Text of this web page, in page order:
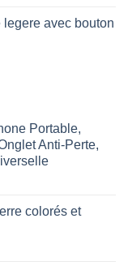
avec bouton
Portable,
Anti-Perte,
colorés et